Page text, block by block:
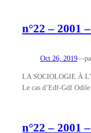
n°22 – 2001
Oct 26, 2019—
LA SOCIOLOGIE À
Le cas d’Edf-Gdf
n°22 – 2001